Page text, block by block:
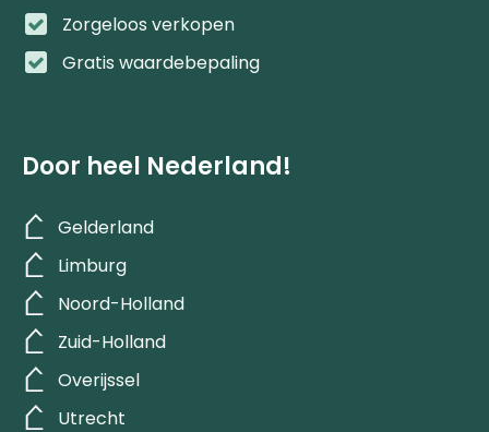
Zorgeloos verkopen
Gratis waardebepaling
Door heel Nederland!
Gelderland
Limburg
Noord-Holland
Zuid-Holland
Overijssel
Utrecht